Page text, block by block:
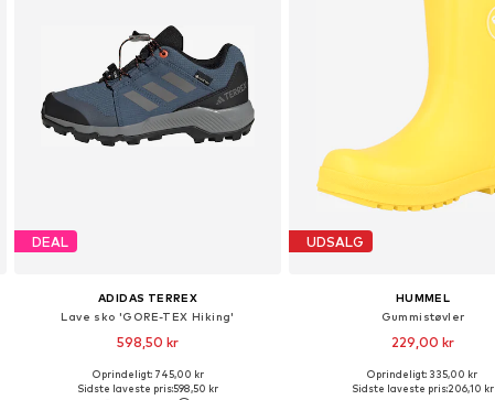
DEAL
ADIDAS TERREX
Lave sko 'GORE-TEX Hiking'
598,50 kr
Fås i mange størrelser
Oprindeligt: 745,00 kr
Sidste laveste pris:598,50 kr
UDSALG
HUMMEL
Gummistøvler
229,00 kr
+1
Fås i mange størrelser
Oprindeligt: 335,00 kr
Sidste laveste pris:206,10 kr